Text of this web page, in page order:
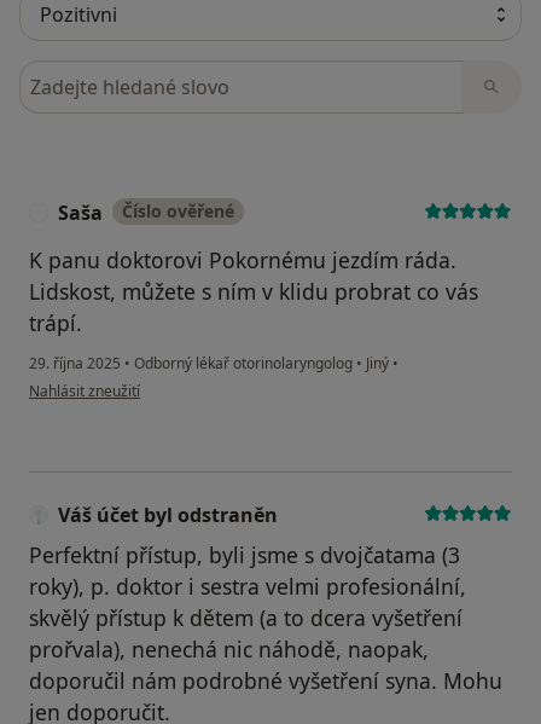
Hledejte v názorech
Saša Číslo ověřené
K panu doktorovi Pokornému jezdím ráda.
Lidskost, můžete s ním v klidu probrat co vás
trápí.
29. října 2025 • Odborný lékař otorinolaryngolog • Jiný •
podle názoru uživatele Saša
Nahlásit zneužití
Váš účet byl odstraněn
Perfektní přístup, byli jsme s dvojčatama (3
roky), p. doktor i sestra velmi profesionální,
skvělý přístup k dětem (a to dcera vyšetření
prořvala), nenechá nic náhodě, naopak,
doporučil nám podrobné vyšetření syna. Mohu
jen doporučit.